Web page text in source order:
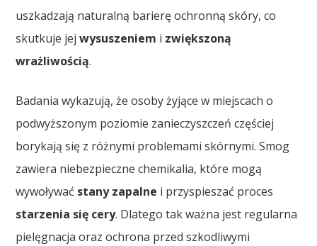
uszkadzają naturalną barierę ochronną skóry, co
skutkuje jejwysuszeniem i zwiększoną
wrażliwością.
Badania wykazują, że osoby żyjące w miejscach o
podwyższonym poziomie zanieczyszczeń częściej
borykają się z różnymi problemami skórnymi. Smog
zawiera niebezpieczne chemikalia, które mogą
wywoływać stany zapalne i przyspieszać proces
starzenia się cery. Dlatego tak ważna jest regularna
pielęgnacja oraz ochrona przed szkodliwymi